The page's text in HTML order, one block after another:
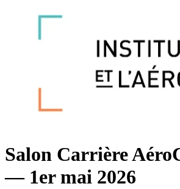
Salon Carrière
— 1er mai 2026